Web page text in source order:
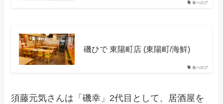
食べログ
食べログ
磯ひで 東陽町店 (東陽町/海鮮)
須藤元気さんは「磯幸」2代目として、居酒屋を